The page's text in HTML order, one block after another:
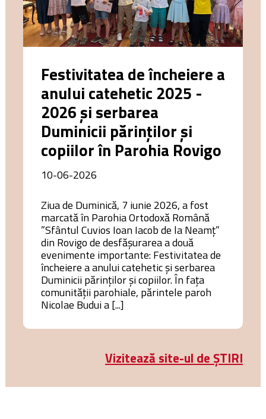
Festivitatea de încheiere a
anului catehetic 2025 -
2026 și serbarea
Duminicii părinților și
copiilor în Parohia Rovigo
10-06-2026
Ziua de Duminică, 7 iunie 2026, a fost
marcată în Parohia Ortodoxă Română
”Sfântul Cuvios Ioan Iacob de la Neamț”
din Rovigo de desfășurarea a două
evenimente importante: Festivitatea de
încheiere a anului catehetic și serbarea
Duminicii părinților și copiilor. În fața
comunității parohiale, părintele paroh
Nicolae Budui a [...]
Vizitează site-ul de ȘTIRI